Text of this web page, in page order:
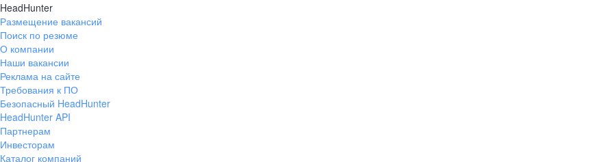
HeadHunter
Размещение вакансий
Поиск по резюме
О компании
Наши вакансии
Реклама на сайте
Требования к ПО
Безопасный HeadHunter
HeadHunter API
Партнерам
Инвесторам
Каталог компаний